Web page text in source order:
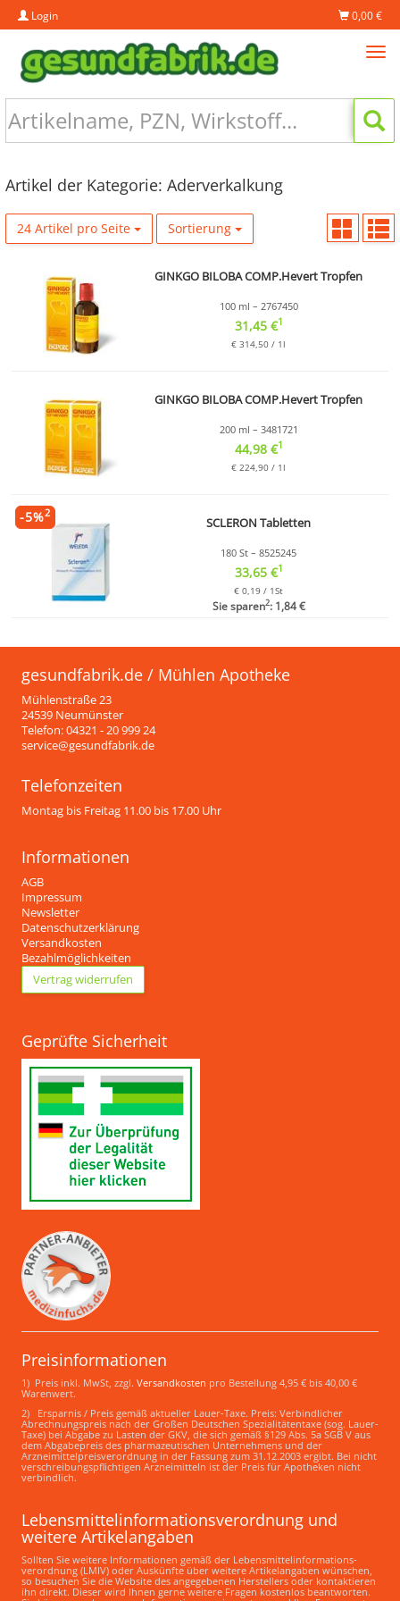
Login 0,00 €
Artikel der Kategorie: Aderverkalkung
24 Artikel pro Seite Sortierung
GINKGO BILOBA COMP.Hevert Tropfen
100 ml – 2767450
31,45 €1
€ 314,50 / 1l
GINKGO BILOBA COMP.Hevert Tropfen
200 ml – 3481721
44,98 €1
€ 224,90 / 1l
SCLERON Tabletten
180 St – 8525245
33,65 €1
€ 0,19 / 1St
Sie sparen2: 1,84 €
-5%2
gesundfabrik.de / Mühlen Apotheke
Mühlenstraße 23
24539 Neumünster
Telefon: 04321 - 20 999 24
service@gesundfabrik.de
Telefonzeiten
Montag bis Freitag 11.00 bis 17.00 Uhr
Informationen
AGB
Impressum
Newsletter
Datenschutzerklärung
Versandkosten
Bezahlmöglichkeiten
Vertrag widerrufen
Geprüfte Sicherheit
Preisinformationen
1) Preis inkl. MwSt, zzgl. Versandkosten pro Bestellung 4,95 € bis 40,00 €
Warenwert.
2) Ersparnis / Preis gemäß aktueller Lauer-Taxe. Preis: Verbindlicher
Abrechnungspreis nach der Großen Deutschen Spezialitätentaxe (sog. Lauer-
Taxe) bei Abgabe zu Lasten der GKV, die sich gemäß §129 Abs. 5a SGB V aus
dem Abgabepreis des pharmazeutischen Unternehmens und der
Arzneimittelpreisverordnung in der Fassung zum 31.12.2003 ergibt. Bei nicht
verschreibungspflichtigen Arzneimitteln ist der Preis für Apotheken nicht
verbindlich.
Lebensmittelinformations­verordnung und
weitere Artikelangaben
Sollten Sie weitere Informationen gemäß der Lebensmittel­informations­
verordnung (LMIV) oder Auskünfte über weitere Artikelangaben wünschen,
so besuchen Sie die Website des angegebenen Herstellers oder kontaktieren
ihn direkt. Dieser wird Ihnen gerne weitere Fragen kostenlos beantworten.